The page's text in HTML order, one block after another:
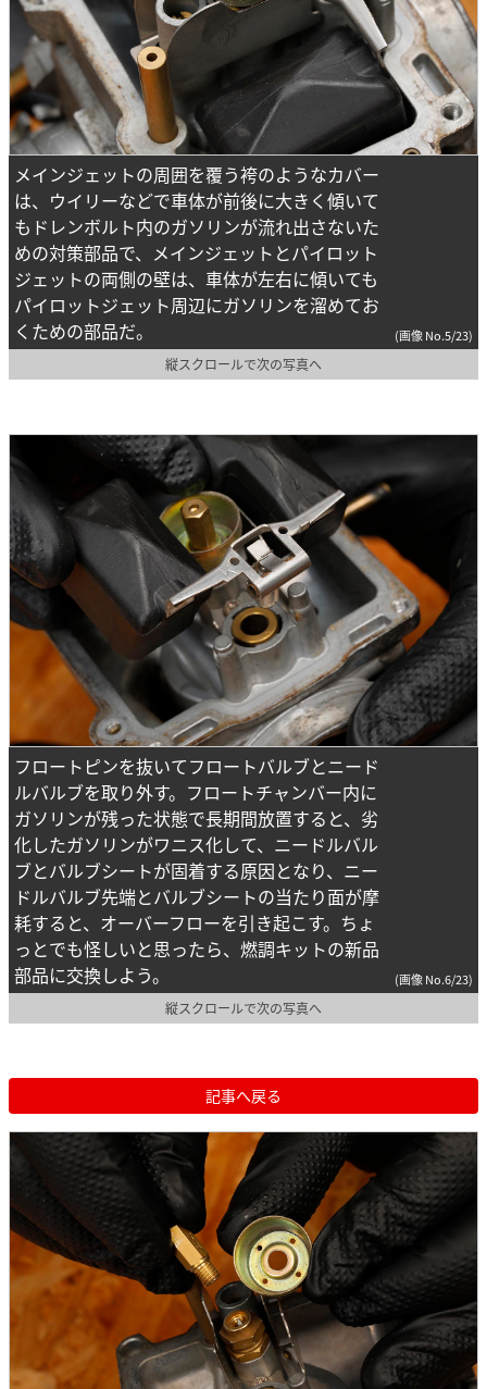
メインジェットの周囲を覆う袴のようなカバー
は、ウイリーなどで車体が前後に大きく傾いて
もドレンボルト内のガソリンが流れ出さないた
めの対策部品で、メインジェットとパイロット
ジェットの両側の壁は、車体が左右に傾いても
パイロットジェット周辺にガソリンを溜めてお
くための部品だ。
(画像 No.5/23)
縦スクロールで次の写真へ
フロートピンを抜いてフロートバルブとニード
ルバルブを取り外す。フロートチャンバー内に
ガソリンが残った状態で長期間放置すると、劣
化したガソリンがワニス化して、ニードルバル
ブとバルブシートが固着する原因となり、ニー
ドルバルブ先端とバルブシートの当たり面が摩
耗すると、オーバーフローを引き起こす。ちょ
っとでも怪しいと思ったら、燃調キットの新品
部品に交換しよう。
(画像 No.6/23)
縦スクロールで次の写真へ
記事へ戻る